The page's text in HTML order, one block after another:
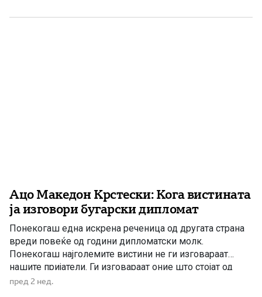
декларации, уставни измени и постојани уверувања
Ацо Македон Крстески: Кога вистината
ја изговори бугарски дипломат
Понекогаш една искрена реченица од другата страна
вреди повеќе од години дипломатски молк.
Понекогаш најголемите вистини не ги изговараат
нашите пријатели. Ги изговараат оние што стојат од
другата страна. Со години Македонија верува дека
пред 2 нед.